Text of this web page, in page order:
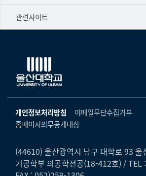
▷일본어·일본학과
▷프랑스어·프랑스학과
▷스페인·중남미학과
▷철학·상담학과
■사회과학대학
▷사회과학부
ㆍ경제학전공
공학교육혁신센터
국제교류처
기초과학연구소
물리BK 미래혁신응집물질물리인재교육연구단
미래기술혁신융합형인재양성센터
관련사이트
건강가정지원센터
교수협의회
노동조합
생명윤리위원회
온라인 기술거래 플랫폼
울산대신문
울산대학교병원
개인정보처리방침
이메일무단수집거부
홈페이지의무공개대상
(44610) 울산광역시 남구 대학로 93 울
기공학부 의공학전공(18-412호) /